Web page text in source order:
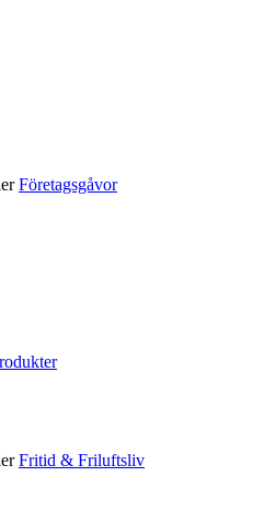
Företagsgåvor
Fritid & Friluftsliv